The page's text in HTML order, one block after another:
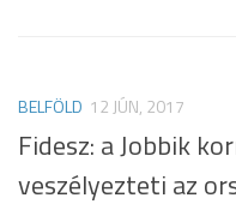
BELFÖLD 12 JÚN, 2017
Fidesz: a Jobbik
veszélyezteti az